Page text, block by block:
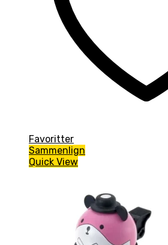
Favoritter
Sammenlign
Quick View